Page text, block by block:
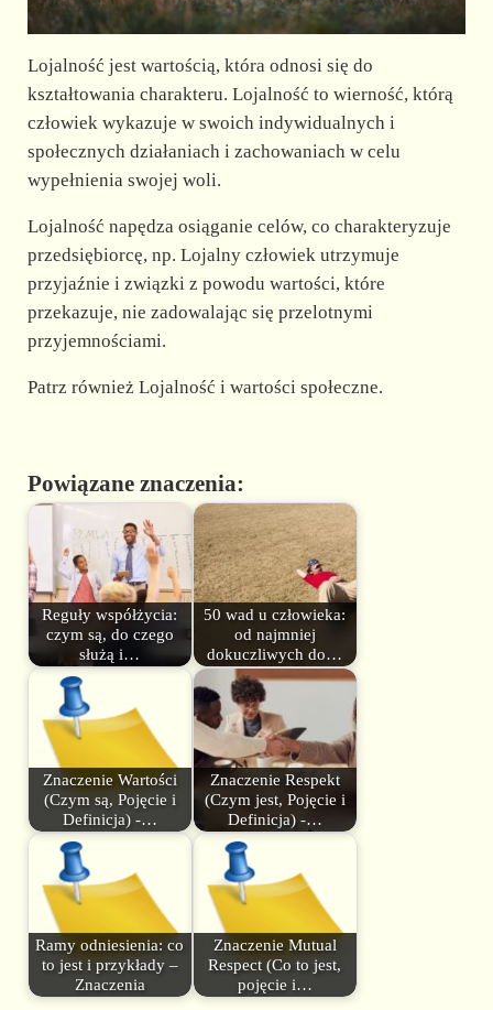
Lojalność jest wartością, która odnosi się do
kształtowania charakteru. Lojalność to wierność, którą
człowiek wykazuje w swoich indywidualnych i
społecznych działaniach i zachowaniach w celu
wypełnienia swojej woli.
Lojalność napędza osiąganie celów, co charakteryzuje
przedsiębiorcę, np. Lojalny człowiek utrzymuje
przyjaźnie i związki z powodu wartości, które
przekazuje, nie zadowalając się przelotnymi
przyjemnościami.
Patrz również Lojalność i wartości społeczne.
Powiązane znaczenia:
Reguły współżycia:
czym są, do czego
służą i…
50 wad u człowieka:
od najmniej
dokuczliwych do…
Znaczenie Wartości
(Czym są, Pojęcie i
Definicja) -…
Znaczenie Respekt
(Czym jest, Pojęcie i
Definicja) -…
Ramy odniesienia: co
to jest i przykłady –
Znaczenia
Znaczenie Mutual
Respect (Co to jest,
pojęcie i…